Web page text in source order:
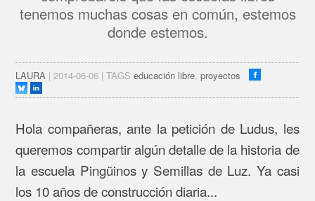
tenemos muchas cosas en común, estemos
donde estemos.
LAURA | 2014-06-06 | TAGSeducación libre,proyectos
Hola compañeras, ante la petición de Ludus, les
queremos compartir algún detalle de la historia de
la escuela Pingüinos y Semillas de Luz. Ya casi
los 10 años de construcción diaria...